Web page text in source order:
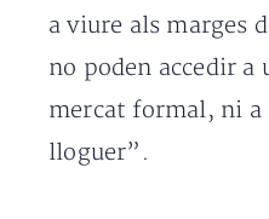
a viure als marges
no poden accedir a
mercat formal, ni a
lloguer”.